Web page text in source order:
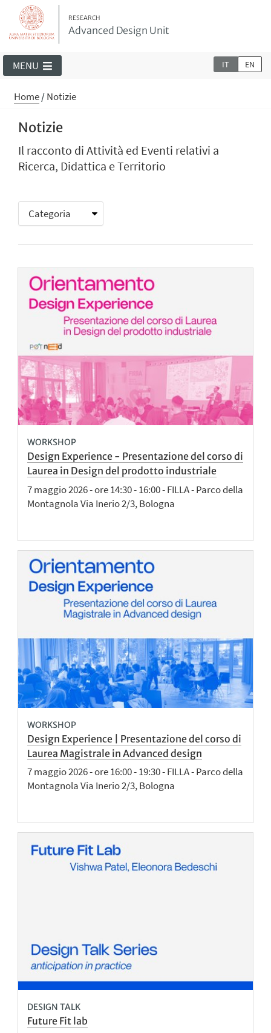
RESEARCH
Advanced Design Unit
IT EN
MENU
Home/Notizie
Notizie
Il racconto di Attività ed Eventi relativi a
Ricerca, Didattica e Territorio
WORKSHOP
Design Experience - Presentazione del corso di
Laurea in Design del prodotto industriale
7 maggio 2026 - ore 14:30 - 16:00 - FILLA - Parco della
Montagnola Via Inerio 2/3, Bologna
WORKSHOP
Design Experience | Presentazione del corso di
Laurea Magistrale in Advanced design
7 maggio 2026 - ore 16:00 - 19:30 - FILLA - Parco della
Montagnola Via Inerio 2/3, Bologna
DESIGN TALK
Future Fit lab